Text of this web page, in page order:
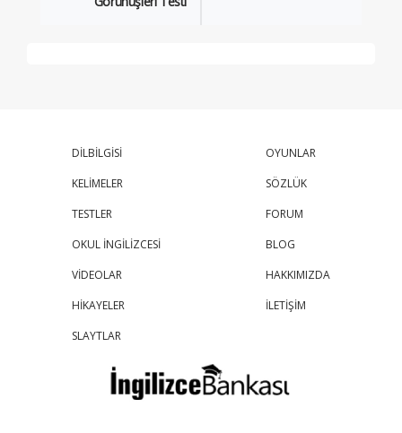
DİLBİLGİSİ
KELİMELER
TESTLER
OKUL İNGİLİZCESİ
VİDEOLAR
HİKAYELER
SLAYTLAR
OYUNLAR
SÖZLÜK
FORUM
BLOG
HAKKIMIZDA
İLETİŞİM